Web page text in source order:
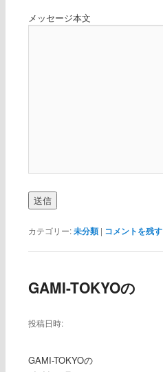
メッセージ本文
カテゴリー:未分類 | コメントを残す
GAMI-TOKYOの
投稿日時:
GAMI-TOKYOの